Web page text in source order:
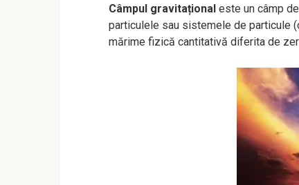
Câmpul gravitațional este un câmp
particulele sau sistemele de particule
mărime fizică cantitativă diferita de